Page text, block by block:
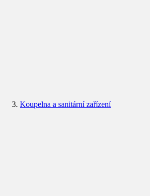
Koupelna a sanitární zařízení